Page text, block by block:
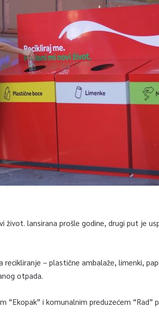
život. lansirana prošle godine, drugi put je
– plastične ambalaže, limenki,
otpada.
“Ekopak” i komunalnim preduzećem “Rad”